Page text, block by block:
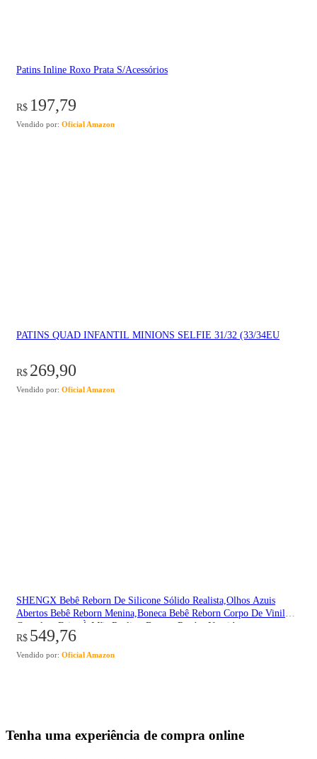
Patins Inline Roxo Prata S/Acessórios
R$ 197,79
Vendido por: Oficial Amazon
PATINS QUAD INFANTIL MINIONS SELFIE 31/32 (33/34EU
R$ 269,90
Vendido por: Oficial Amazon
SHENGX Bebê Reborn De Silicone Sólido Realista,Olhos Azuis
Abertos Bebê Reborn Menina,Boneca Bebê Reborn Corpo De Vinil
Completo Feito À Mão Realista Boneca Recém-Nascida…
R$ 549,76
Vendido por: Oficial Amazon
Tenha uma experiência de compra online